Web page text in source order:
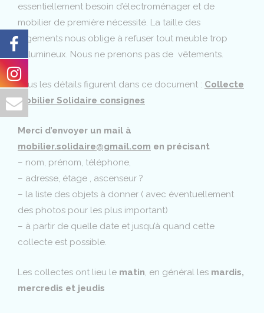
essentiellement besoin d’électroménager et de
mobilier de première nécessité. La taille des
logements nous oblige à refuser tout meuble trop
volumineux. Nous ne prenons pas de vêtements.
Tous les détails figurent dans ce document : Collecte
Mobilier Solidaire consignes
Merci d’envoyer un mail à
mobilier.solidaire@gmail.com en précisant
– nom, prénom, téléphone,
– adresse, étage , ascenseur ?
– la liste des objets à donner ( avec éventuellement
des photos pour les plus important)
– à partir de quelle date et jusqu’à quand cette
collecte est possible.
Les collectes ont lieu le matin , en général les mardis,
mercredis et jeudis